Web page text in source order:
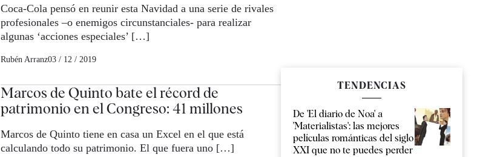
Coca-Cola pensó en reunir esta Navidad a una serie de rivales
profesionales –o enemigos circunstanciales- para realizar
algunas ‘acciones especiales’ […]
Rubén Arranz03 / 12 / 2019
Marcos de Quinto bate el récord de
patrimonio en el Congreso: 41 millones
Marcos de Quinto tiene en casa un Excel en el que está
calculando todo su patrimonio. El que fuera uno […]
TENDENCIAS
De 'El diario de Noa' a
'Materialistas': las mejores
películas románticas del siglo
XXI que no te puedes perder